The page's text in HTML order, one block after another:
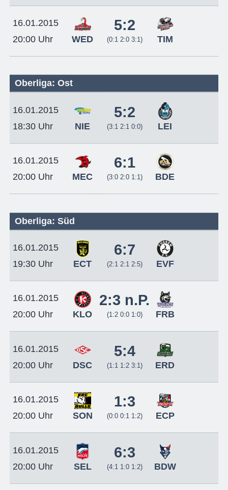
16.01.2015
20:00 Uhr
WED
5:2
(0:1 2:0 3:1) TIM
Oberliga: Ost
16.01.2015
18:30 Uhr
NIE
5:2
(3:1 2:1 0:0) LEI
16.01.2015
20:00 Uhr
MEC
6:1
(3:0 2:0 1:1) BDE
Oberliga: Süd
16.01.2015
19:30 Uhr
ECT
6:7
(2:1 2:1 2:5) EVF
16.01.2015
20:00 Uhr
KLO
2:3 n.P.
(1:2 0:0 1:0) FRB
16.01.2015
20:00 Uhr
DSC
5:4
(1:1 1:2 3:1) ERD
16.01.2015
20:00 Uhr
SON
1:3
(0:0 0:1 1:2) ECP
16.01.2015
20:00 Uhr
SEL
6:3
(4:1 1:0 1:2) BDW